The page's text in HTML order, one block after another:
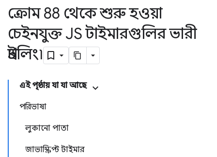
ক্রোম 88 থেকে শুরু হওয়া
চেইনযুক্ত JS টাইমারগুলির ভারী
থ্রটলিং৷
এই পৃষ্ঠায় যা যা আছে
পরিভাষা
লুকানো পাতা
জাভাস্ক্রিপ্ট টাইমার